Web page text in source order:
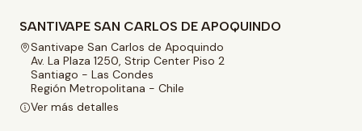
SANTIVAPE SAN CARLOS DE APOQUINDO
Santivape San Carlos de Apoquindo
Av. La Plaza 1250, Strip Center Piso 2
Santiago - Las Condes
Región Metropolitana - Chile
Ver más detalles